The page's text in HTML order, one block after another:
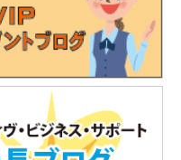
ム総合管理所から優良業務
た。
合管理所から優良業務表彰
10567/